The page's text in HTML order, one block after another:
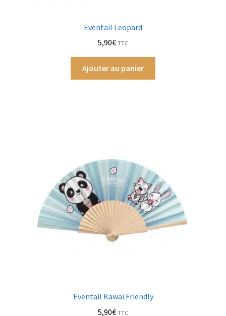
Eventail Leopard
5,90€ TTC
Ajouter au panier
Eventail Kawai Friendly
5,90€ TTC